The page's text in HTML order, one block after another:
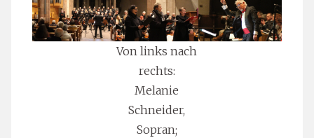
Von links nach
rechts:
Melanie
Schneider,
Sopran;